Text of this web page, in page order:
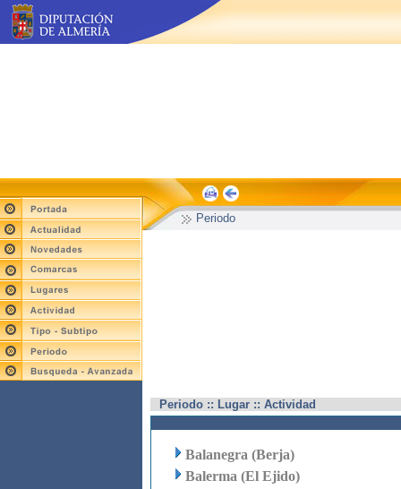
Periodo
Periodo :: Lugar :: Actividad
Balanegra (Berja)
Balerma (El Ejido)